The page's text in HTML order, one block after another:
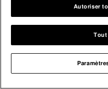
Autoriser